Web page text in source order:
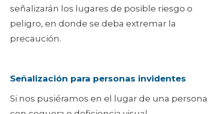
señalizarán los lugares de posible riesgo o
peligro, en donde se deba extremar la
precaución.
Señalización para personas invidentes
Si nos pusiéramos en el lugar de una persona